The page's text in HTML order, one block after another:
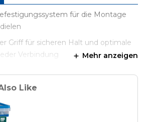
für die Montage
Griff für sicheren Halt und optimale
Verbindung
Bit im optimalen Winkel
optimale Entwässerung und eine
Mehr anzeigen
Like